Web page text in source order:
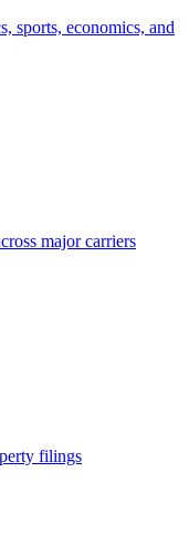
sports, economics, and
major carriers
filings